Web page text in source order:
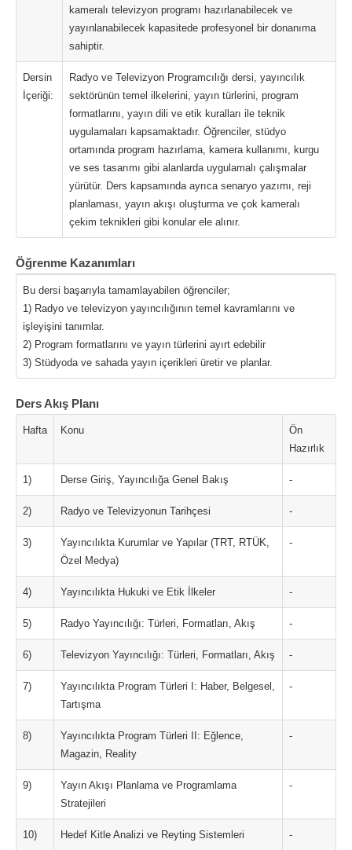
kameralı televizyon programı hazırlanabilecek ve
yayınlanabilecek kapasitede profesyonel bir donanıma
sahiptir.
Dersin
İçeriği:
Radyo ve Televizyon Programcılığı dersi, yayıncılık
sektörünün temel ilkelerini, yayın türlerini, program
formatlarını, yayın dili ve etik kuralları ile teknik
uygulamaları kapsamaktadır. Öğrenciler, stüdyo
ortamında program hazırlama, kamera kullanımı, kurgu
ve ses tasarımı gibi alanlarda uygulamalı çalışmalar
yürütür. Ders kapsamında ayrıca senaryo yazımı, reji
planlaması, yayın akışı oluşturma ve çok kameralı
çekim teknikleri gibi konular ele alınır.
Öğrenme Kazanımları
Bu dersi başarıyla tamamlayabilen öğrenciler;
1) Radyo ve televizyon yayıncılığının temel kavramlarını ve
işleyişini tanımlar.
2) Program formatlarını ve yayın türlerini ayırt edebilir
3) Stüdyoda ve sahada yayın içerikleri üretir ve planlar.
Ders Akış Planı
Hafta Konu
Ön
Hazırlık
1) Derse Giriş, Yayıncılığa Genel Bakış -
2) Radyo ve Televizyonun Tarihçesi -
3)
Yayıncılıkta Kurumlar ve Yapılar (TRT, RTÜK,
Özel Medya)
-
4) Yayıncılıkta Hukuki ve Etik İlkeler -
5) Radyo Yayıncılığı: Türleri, Formatları, Akış -
6) Televizyon Yayıncılığı: Türleri, Formatları, Akış -
7)
Yayıncılıkta Program Türleri I: Haber, Belgesel,
Tartışma
-
8)
Yayıncılıkta Program Türleri II: Eğlence,
Magazin, Reality
-
9)
Yayın Akışı Planlama ve Programlama
Stratejileri
-
10) Hedef Kitle Analizi ve Reyting Sistemleri -